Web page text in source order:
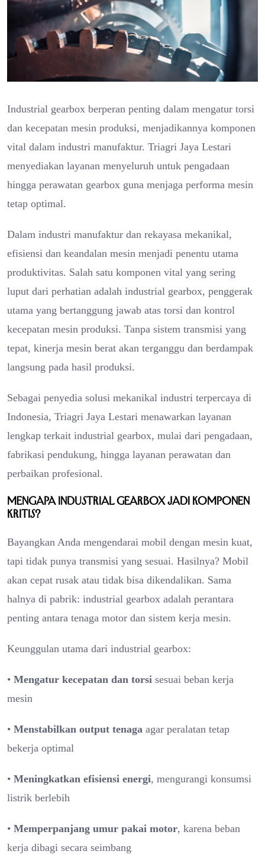
Industrial gearbox berperan penting dalam mengatur torsi
dan kecepatan mesin produksi, menjadikannya komponen
vital dalam industri manufaktur. Triagri Jaya Lestari
menyediakan layanan menyeluruh untuk pengadaan
hingga perawatan gearbox guna menjaga performa mesin
tetap optimal.
Dalam industri manufaktur dan rekayasa mekanikal,
efisiensi dan keandalan mesin menjadi penentu utama
produktivitas. Salah satu komponen vital yang sering
luput dari perhatian adalah industrial gearbox, penggerak
utama yang bertanggung jawab atas torsi dan kontrol
kecepatan mesin produksi. Tanpa sistem transmisi yang
tepat, kinerja mesin berat akan terganggu dan berdampak
langsung pada hasil produksi.
Sebagai penyedia solusi mekanikal industri terpercaya di
Indonesia, Triagri Jaya Lestari menawarkan layanan
lengkap terkait industrial gearbox, mulai dari pengadaan,
fabrikasi pendukung, hingga layanan perawatan dan
perbaikan profesional.
Mengapa Industrial Gearbox Jadi Komponen
Kritis?
Bayangkan Anda mengendarai mobil dengan mesin kuat,
tapi tidak punya transmisi yang sesuai. Hasilnya? Mobil
akan cepat rusak atau tidak bisa dikendalikan. Sama
halnya di pabrik: industrial gearbox adalah perantara
penting antara tenaga motor dan sistem kerja mesin.
Keunggulan utama dari industrial gearbox:
• Mengatur kecepatan dan torsi sesuai beban kerja
mesin
• Menstabilkan output tenaga agar peralatan tetap
bekerja optimal
• Meningkatkan efisiensi energi, mengurangi konsumsi
listrik berlebih
• Memperpanjang umur pakai motor, karena beban
kerja dibagi secara seimbang